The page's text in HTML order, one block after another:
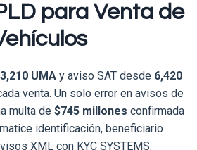
para Venta de
3,210 UMA y aviso SAT desde 6,420
venta. Un solo error en avisos de
multa de $745 millones confirmada
identificación, beneficiario
XML con KYC SYSTEMS.